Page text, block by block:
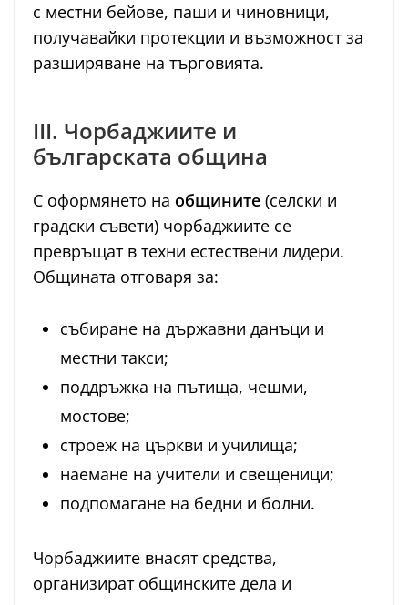
с местни бейове, паши и чиновници,
получавайки протекции и възможност за
разширяване на търговията.
III. Чорбаджиите и
българската община
С оформянето на общините (селски и
градски съвети) чорбаджиите се
превръщат в техни естествени лидери.
Общината отговаря за:
събиране на държавни данъци и
местни такси;
поддръжка на пътища, чешми,
мостове;
строеж на църкви и училища;
наемане на учители и свещеници;
подпомагане на бедни и болни.
Чорбаджиите внасят средства,
организират общинските дела и